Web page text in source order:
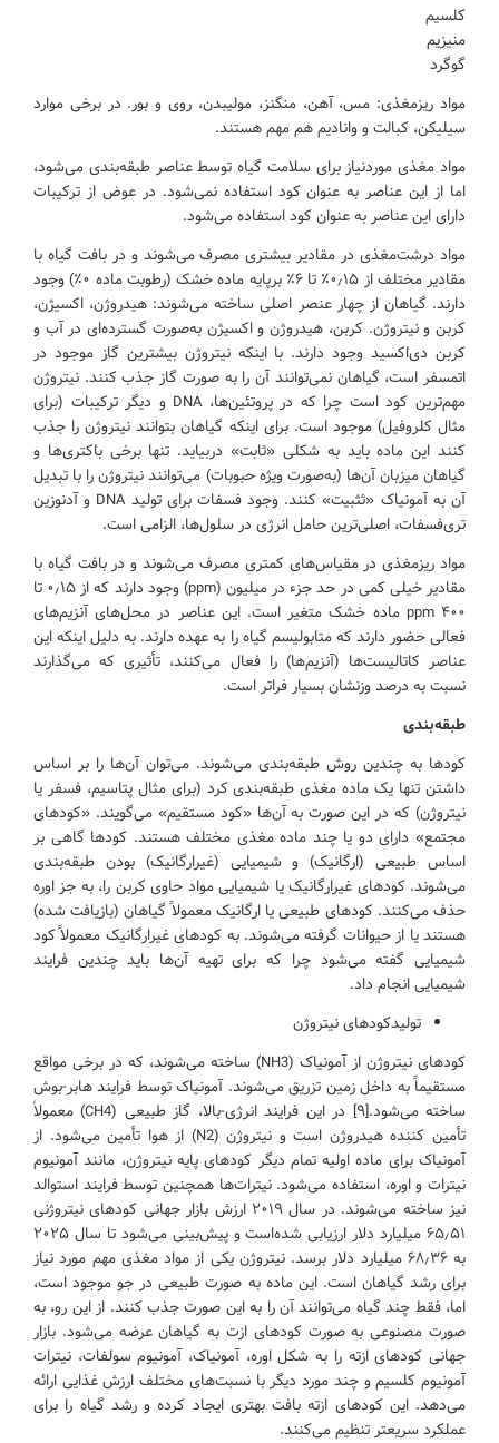
کلسیم
منیزیم
گوگرد
مواد ریزمغذی: مس، آهن، منگنز، مولیبدن، روی و بور. در برخی موارد
سیلیکن، کبالت و وانادیم هم مهم هستند.
مواد مغذی موردنیاز برای سلامت گیاه توسط عناصر طبقه‌بندی می‌شود،
اما از این عناصر به عنوان کود استفاده نمی‌شود. در عوض از ترکیبات
دارای این عناصر به عنوان کود استفاده می‌شود.
مواد درشت‌مغذی در مقادیر بیشتری مصرف می‌شوند و در بافت گیاه با
مقادیر مختلف از ۰٫۱۵٪ تا ۶٪ برپایه ماده خشک (رطوبت ماده ۰٪) وجود
دارند. گیاهان از چهار عنصر اصلی ساخته می‌شوند: هیدروژن، اکسیژن،
کربن و نیتروژن. کربن، هیدروژن و اکسیژن به‌صورت گسترده‌ای در آب و
کربن دی‌اکسید وجود دارند. با اینکه نیتروژن بیشترین گاز موجود در
اتمسفر است، گیاهان نمی‌توانند آن را به صورت گاز جذب کنند. نیتروژن
مهم‌ترین کود است چرا که در پروتئین‌ها، DNA و دیگر ترکیبات (برای
مثال کلروفیل) موجود است. برای اینکه گیاهان بتوانند نیتروژن را جذب
کنند این ماده باید به شکلی «ثابت» دربیاید. تنها برخی باکتری‌ها و
گیاهان میزبان آن‌ها (به‌صورت ویژه حبوبات) می‌توانند نیتروژن را با تبدیل
آن به آمونیاک «ثثبیت» کنند. وجود فسفات برای تولید DNA و آدنوزین
تری‌فسفات، اصلی‌ترین حامل انرژی در سلول‌ها، الزامی است.
مواد ریزمغذی در مقیاس‌های کمتری مصرف می‌شوند و در بافت گیاه با
مقادیر خیلی کمی در حد جزء در میلیون (ppm) وجود دارند که از ۰٫۱۵ تا
۴۰۰ ppm ماده خشک متغیر است. این عناصر در محل‌های آنزیم‌های
فعالی حضور دارند که متابولیسم گیاه را به عهده دارند. به دلیل اینکه این
عناصر کاتالیست‌ها (آنزیم‌ها) را فعال می‌کنند، تأثیری که می‌گذارند
نسبت به درصد وزنشان بسیار فراتر است.
طبقه‌بندی
کودها به چندین روش طبقه‌بندی می‌شوند. می‌توان آن‌ها را بر اساس
داشتن تنها یک ماده مغذی طبقه‌بندی کرد (برای مثال پتاسیم، فسفر یا
نیتروژن) که در این صورت به آن‌ها «کود مستقیم» می‌گویند. «کودهای
مجتمع» دارای دو یا چند ماده مغذی مختلف هستند. کودها گاهی بر
اساس طبیعی (ارگانیک) و شیمیایی (غیرارگانیک) بودن طبقه‌بندی
می‌شوند. کودهای غیرارگانیک یا شیمیایی مواد حاوی کربن را، به جز اوره
حذف می‌کنند. کودهای طبیعی یا ارگانیک معمولاً گیاهان (بازیافت شده)
هستند یا از حیوانات گرفته می‌شوند. به کودهای غیرارگانیک معمولاً کود
شیمیایی گفته می‌شود چرا که برای تهیه آن‌ها باید چندین فرایند
شیمیایی انجام داد.
تولیدکودهای نیتروژن
کودهای نیتروژن از آمونیاک (NH3) ساخته می‌شوند، که در برخی مواقع
مستقیماً به داخل زمین تزریق می‌شوند. آمونیاک توسط فرایند هابر-بوش
ساخته می‌شود.[۹] در این فرایند انرژی-بالا، گاز طبیعی (CH4) معمولاً
تأمین کننده هیدروژن است و نیتروژن (N2) از هوا تأمین می‌شود. از
آمونیاک برای ماده اولیه تمام دیگر کودهای پایه نیتروژن، مانند آمونیوم
نیترات و اوره، استفاده می‌شود. نیترات‌ها همچنین توسط فرایند استوالد
نیز ساخته می‌شوند. در سال ۲۰۱۹ ارزش بازار جهانی کودهای نیتروژنی
۶۵٫۵۱ میلیارد دلار ارزیابی شده‌است و پیش‌بینی می‌شود تا سال ۲۰۲۵
به ۶۸٫۳۶ میلیارد دلار برسد. نیتروژن یکی از مواد مغذی مهم مورد نیاز
برای رشد گیاهان است. این ماده به صورت طبیعی در جو موجود است،
اما، فقط چند گیاه می‌توانند آن را به این صورت جذب کنند. از این رو، به
صورت مصنوعی به صورت کودهای ازت به گیاهان عرضه می‌شود. بازار
جهانی کودهای ازته را به شکل اوره، آمونیاک، آمونیوم سولفات، نیترات
آمونیوم کلسیم و چند مورد دیگر با نسبت‌های مختلف ارزش غذایی ارائه
می‌دهد. این کودهای ازته بافت بهتری ایجاد کرده و رشد گیاه را برای
عملکرد سریعتر تنظیم می‌کنند.